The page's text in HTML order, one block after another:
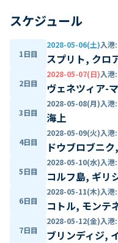
スケジュール
1日目
2028-05-06(土)入港:
スプリト, クロ
2日目
2028-05-07(日)入港:
ヴェネツィア-
3日目
2028-05-08(月)入港:
海上
4日目
2028-05-09(火)入港:
ドウブロブニ
5日目
2028-05-10(水)入港:
コルフ島, ギリ
6日目
2028-05-11(木)入港:
コトル, モンテ
7日目
2028-05-12(金)入港:
ブリンディジ,